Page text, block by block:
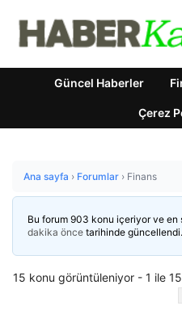
Güncel Haberler
Çerez
Ana sayfa › Forumlar › Finans
Bu forum 903 konu içeriyor ve en
dakika önce tarihinde güncellendi.
15 konu görüntüleniyor - 1 ile